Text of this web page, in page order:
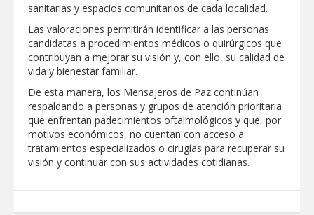
Anunciaron Gobierno Municipal,
PROFECO y CANACO: Feria de Regreso a
Clases 2026
Lleva gobierno de Reynosa programa
"Acción y Conciencia" a colonia
Integración Familiar
sanitarias y espacios comunitarios de cada localidad.
Las valoraciones permitirán identificar a las personas
candidatas a procedimientos médicos o quirúrgicos que
contribuyan a mejorar su visión y, con ello, su calidad de
vida y bienestar familiar.
De esta manera, los Mensajeros de Paz continúan
respaldando a personas y grupos de atención prioritaria
que enfrentan padecimientos oftalmológicos y que, por
motivos económicos, no cuentan con acceso a
tratamientos especializados o cirugías para recuperar su
visión y continuar con sus actividades cotidianas.